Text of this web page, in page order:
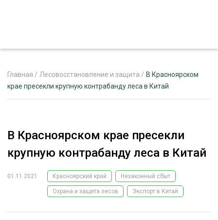
РЕКЛАМОДАТЕЛЯМ
ЛЕСНОЕ ХОЗЯЙСТВО
ЛЕСОЗАГОТОВКА
Главная / Лесовосстановление и защита / В Красноярском
крае пресекли крупную контрабанду леса в Китай
В Красноярском крае пресекли
крупную контрабанду леса в Китай
01.11.2021 Красноярский край Незаконный сбыт
Охрана и защита лесов Экспорт в Китай